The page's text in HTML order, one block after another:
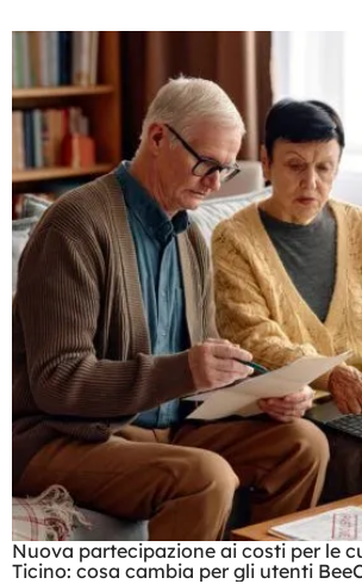
Nuova partecipazione ai costi per le
Ticino: cosa cambia per gli utenti